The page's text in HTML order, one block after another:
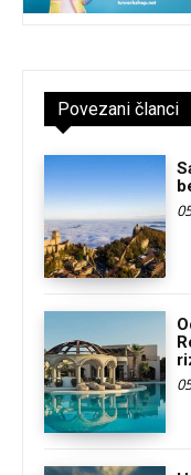
Povezani članci